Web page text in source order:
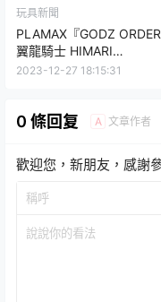
玩具新聞
PLAMAX『GODZ
翼龍騎士 HIMARI
BAHAMUT』帥氣華麗的蒼
2023-12-27 18:15:31
0 條回复 A 文章作者
歡迎您，新朋友，感謝